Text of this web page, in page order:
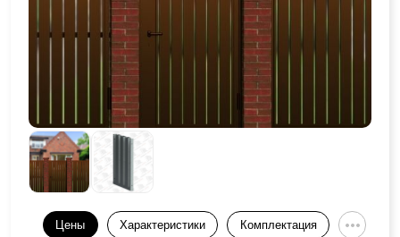
Цены Характеристики Комплектация